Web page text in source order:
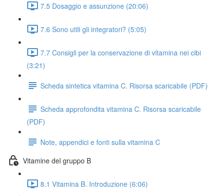
7.5 Dosaggio e assunzione (20:06)
7.6 Sono utili gli integratori? (5:05)
7.7 Consigli per la conservazione di vitamina nei cibi
(3:21)
Scheda sintetica vitamina C. Risorsa scaricabile (PDF)
Scheda approfondita vitamina C. Risorsa scaricabile
(PDF)
Note, appendici e fonti sulla vitamina C
Vitamine del gruppo B
8.1 Vitamina B. Introduzione (6:06)